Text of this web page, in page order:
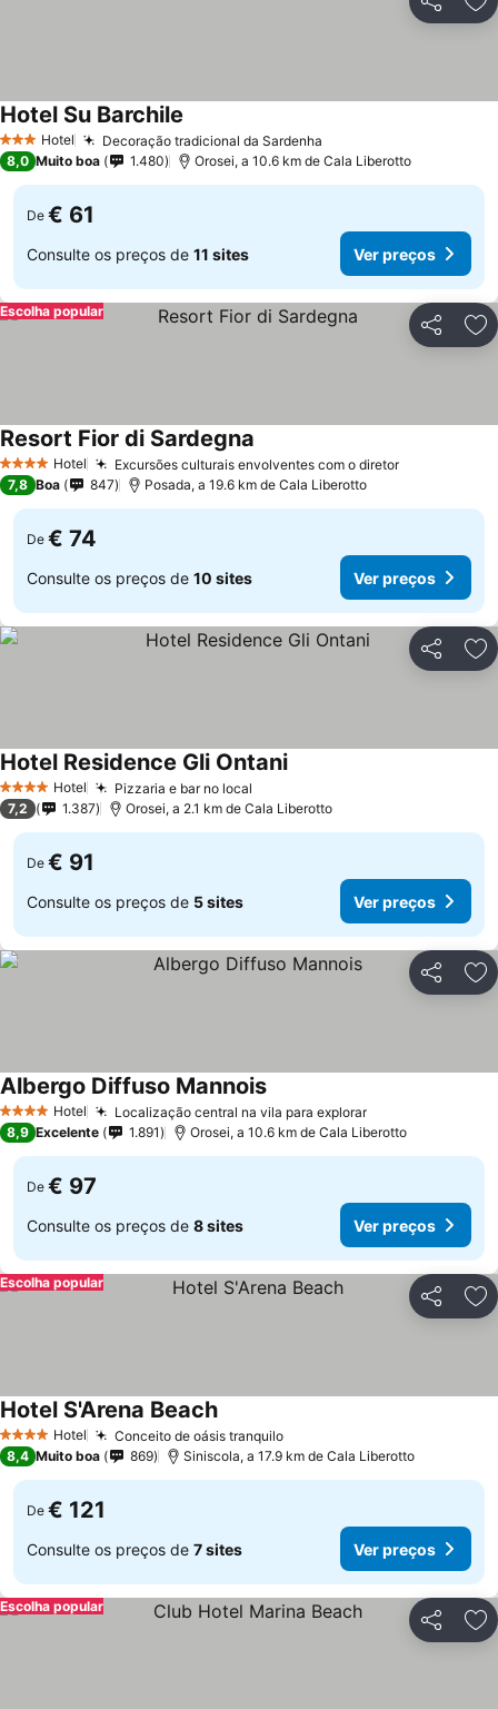
Partilhar
3 EstrelasHotel Decoração tradicional da Sardenha
Hotel Su Barchile
8,0 Muito boa 1.480 Orosei, a 10.6 km de Cala Liberotto
De € 61
Consulte os preços de 11 sites Ver preços
Partilhar
Escolha popular
4 EstrelasHotel Excursões culturais envolventes com o diretor
Resort Fior di Sardegna
7,8 Boa 847 Posada, a 19.6 km de Cala Liberotto
De € 74
Consulte os preços de 10 sites Ver preços
Partilhar
4 EstrelasHotel Pizzaria e bar no local
Hotel Residence Gli Ontani
7,2 1.387 Orosei, a 2.1 km de Cala Liberotto
De € 91
Consulte os preços de 5 sites Ver preços
Partilhar
4 EstrelasHotel Localização central na vila para explorar
Albergo Diffuso Mannois
8,9 Excelente 1.891 Orosei, a 10.6 km de Cala Liberotto
De € 97
Consulte os preços de 8 sites Ver preços
Partilhar
Escolha popular
4 EstrelasHotel Conceito de oásis tranquilo
Hotel S'Arena Beach
8,4 Muito boa 869 Siniscola, a 17.9 km de Cala Liberotto
De € 121
Consulte os preços de 7 sites Ver preços
Partilhar
Escolha popular